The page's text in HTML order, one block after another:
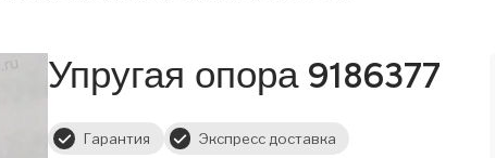
Упругая опора 9186377
Гарантия Экспресс доставка